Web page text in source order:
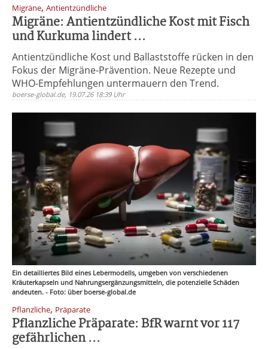
Migräne, Antientzündliche
Migräne: Antientzündliche Kost mit Fisch
und Kurkuma lindert ...
Antientzündliche Kost und Ballaststoffe rücken in den
Fokus der Migräne-Prävention. Neue Rezepte und
WHO-Empfehlungen untermauern den Trend.
boerse-global.de, 19.07.26 18:39 Uhr
Ein detailliertes Bild eines Lebermodells, umgeben von verschiedenen
Kräuterkapseln und Nahrungsergänzungsmitteln, die potenzielle Schäden
andeuten. - Foto: über boerse-global.de
Pflanzliche, Präparate
Pflanzliche Präparate: BfR warnt vor 117
gefährlichen ...